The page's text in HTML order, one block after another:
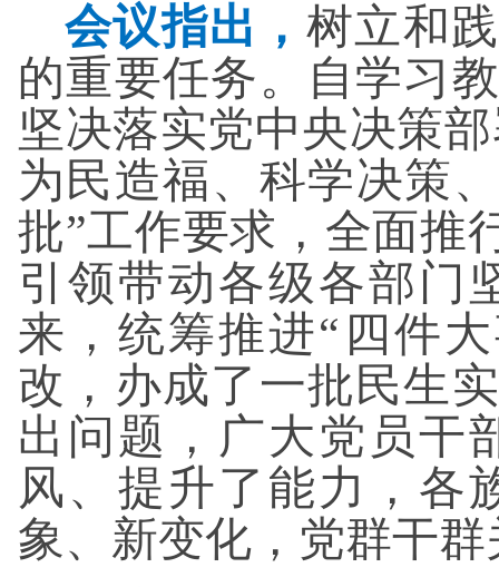
会议指出， 树立和
的重要任务。自学习
坚决落实党中央决策
为民造福、科学决策
批”工作要求，全面推
引领带动各级各部门
来，统筹推进“四件
改，办成了一批民生
出问题，广大党员干
风、提升了能力，各
象、新变化，党群干